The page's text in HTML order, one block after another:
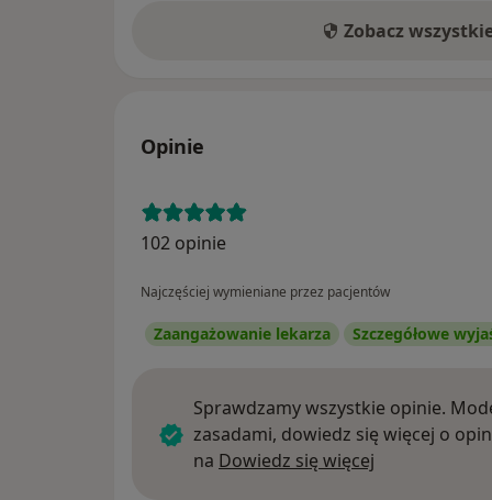
Zobacz
Opinie
102 opinie
Najczęściej wymieniane przez pacjentów
Zaangażowanie lekarza Szczegółowe
Sprawdzamy wszystkie opinie.
zasadami, dowiedz się więcej o
na Dowiedz się więcej